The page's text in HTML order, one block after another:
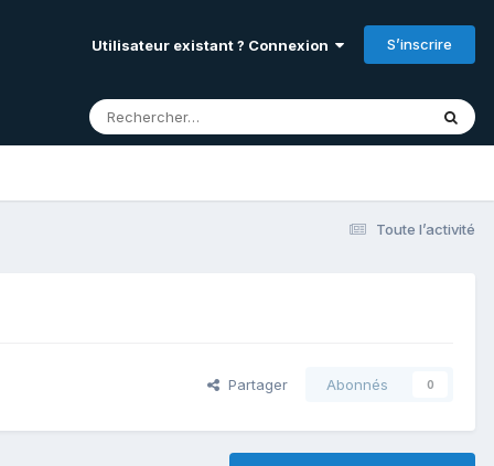
Utilisateur existant ? Connexion S’inscrire
Toute l’activité
Partager Abonnés 0